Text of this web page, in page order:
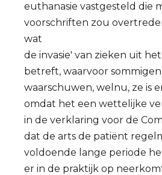
euthanasie vastgesteld die
voorschriften zou
wat
de invasie' van zieken uit
betreft, waarvoor
waarschuwen, welnu, ze is
omdat het een wettelijke
in de verklaring voor de
dat de arts de patiënt
voldoende lange periode
er in de praktijk op